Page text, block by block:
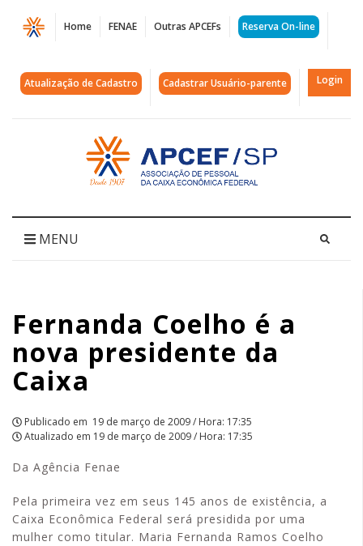
Página
Fernanda
Coelho
da
APCEF/SP
Home FENAE Outras APCEFs Reserva On-line
Atualização de Cadastro Cadastrar Usuário-parente Login
Acessar
página
inicial
MENU
Fernanda Coelho é a
nova presidente da
Caixa
Publicado em 19 de março de 2009 / Hora: 17:35
Atualizado em 19 de março de 2009 / Hora: 17:35
Da Agência Fenae
Pela primeira vez em seus 145 anos de existência, a
Caixa Econômica Federal será presidida por uma
mulher como titular. Maria Fernanda Ramos Coelho